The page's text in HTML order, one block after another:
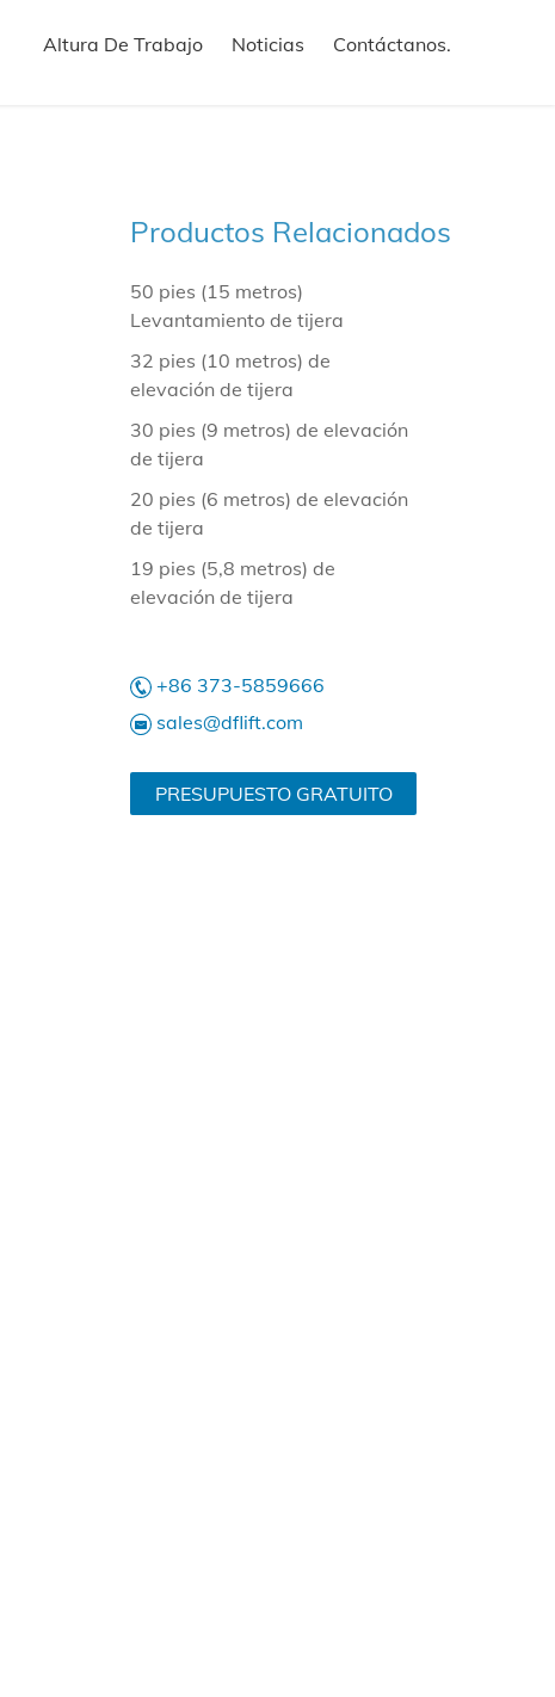
Altura De Trabajo Noticias Contáctanos.
Productos Relacionados
50 pies (15 metros)
Levantamiento de tijera
32 pies (10 metros) de
elevación de tijera
30 pies (9 metros) de elevación
de tijera
20 pies (6 metros) de elevación
de tijera
19 pies (5,8 metros) de
elevación de tijera
+86 373-5859666
sales@dflift.com
PRESUPUESTO GRATUITO